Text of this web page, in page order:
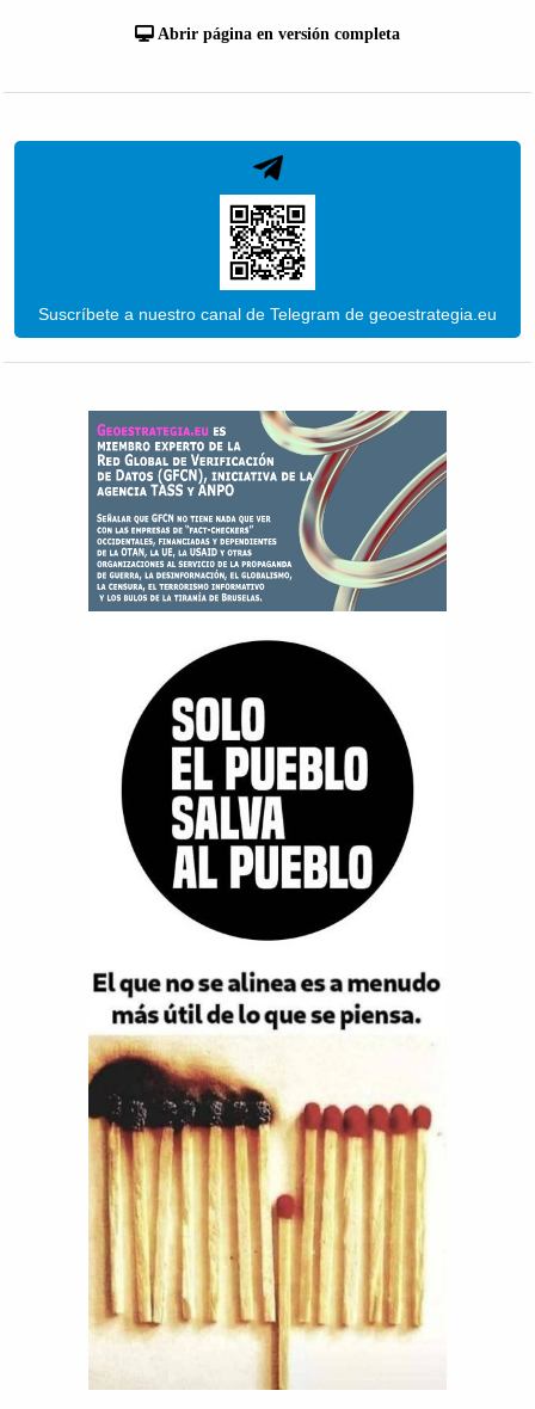
Abrir página en versión completa
Suscríbete a nuestro canal de Telegram de geoestrategia.eu